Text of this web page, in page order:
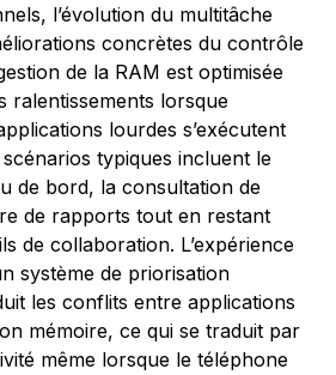
l’évolution du multitâche
concrètes du contrôle
de la RAM est optimisée
ralentissements lorsque
lourdes s’exécutent
typiques incluent le
de bord, la consultation de
de rapports tout en restant
de collaboration. L’expérience
système de priorisation
les conflits entre applications
mémoire, ce qui se traduit par
même lorsque le téléphone